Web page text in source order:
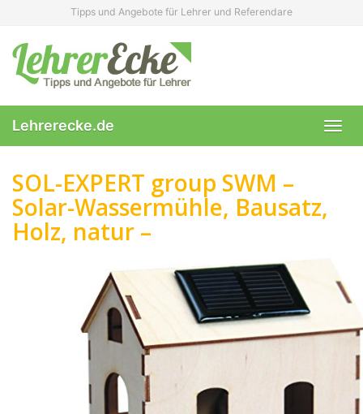
content
Tipps und Angebote für Lehrer und Referendare
Lehrerecke.de
SOL-EXPERT group SWM –
Solar-Wassermühle, Bausatz,
Holz, natur –